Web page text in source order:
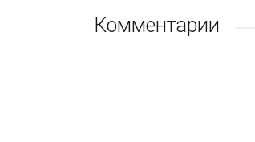
Комментарии